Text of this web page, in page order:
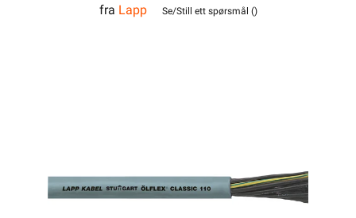
2X1
fra Lapp Se/Still ett spørsmål ()